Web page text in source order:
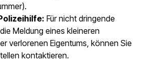
Für nicht dringende
Meldung eines kleineren
verlorenen Eigentums, können Sie
kontaktieren.